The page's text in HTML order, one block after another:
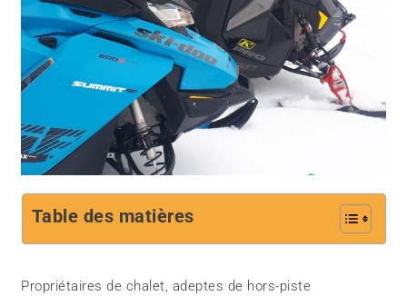
Table des matières
Propriétaires de chalet, adeptes de hors-piste